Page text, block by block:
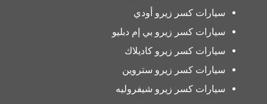
سيارات كسر زيرو أودي
سيارات كسر زيرو بي إم دبليو
سيارات كسر زيرو كاديلاك
سيارات كسر زيرو ستروين
سيارات كسر زيرو شيفروليه